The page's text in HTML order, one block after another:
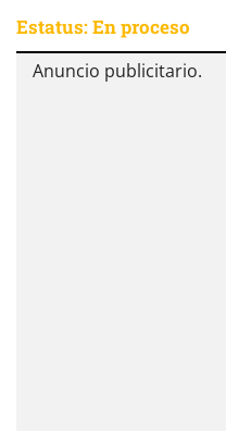
Estatus: En proceso